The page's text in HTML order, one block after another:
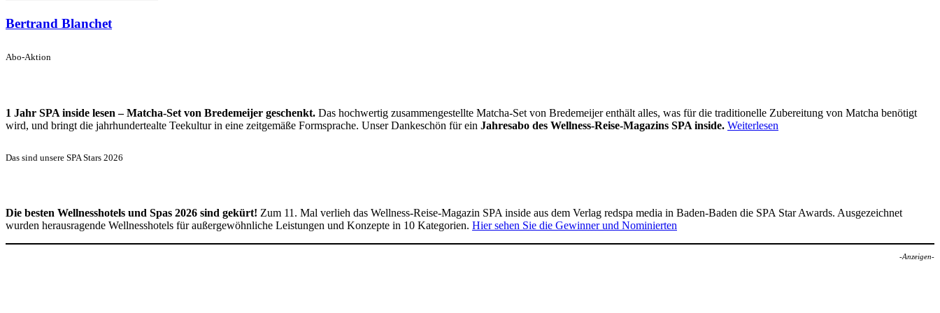
Bertrand Blanchet
Abo-Aktion
1 Jahr SPA inside lesen – Matcha-Set von Bredemeijer geschenkt. Das hochwertig zusammengestellte Matcha-Set von Bredemeijer enthält alles, was für die traditionelle Zubereitung von Matcha benötigt
wird, und bringt die jahrhundertealte Teekultur in eine zeitgemäße Formsprache. Unser Dankeschön für ein Jahresabo des Wellness-Reise-Magazins SPA inside. Weiterlesen
Das sind unsere SPA Stars 2026
Die besten Wellnesshotels und Spas 2026 sind gekürt! Zum 11. Mal verlieh das Wellness-Reise-Magazin SPA inside aus dem Verlag redspa media in Baden-Baden die SPA Star Awards. Ausgezeichnet
wurden herausragende Wellnesshotels für außergewöhnliche Leistungen und Konzepte in 10 Kategorien. Hier sehen Sie die Gewinner und Nominierten
-Anzeigen-